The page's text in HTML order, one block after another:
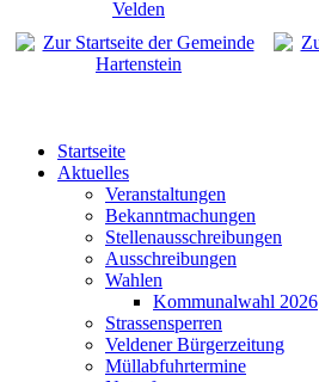
Startseite
Aktuelles
Veranstaltungen
Bekanntmachungen
Stellenausschreibungen
Ausschreibungen
Wahlen
Kommunalwahl 2026
Strassensperren
Veldener Bürgerzeitung
Müllabfuhrtermine